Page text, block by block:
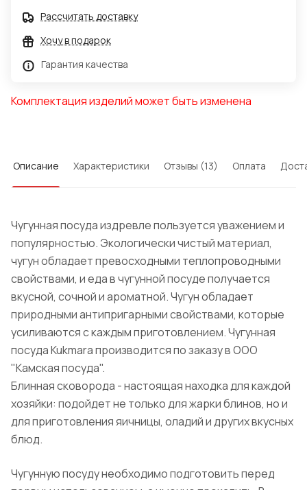
Рассчитать доставку
Хочу в подарок
Гарантия качества
Комплектация изделий может быть изменена
Описание Характеристики Отзывы (13) Оплата
Чугунная посуда издревле пользуется уважением и
популярностью. Экологически чистый материал,
чугун обладает превосходными теплопроводными
свойствами, и еда в чугунной посуде получается
вкусной, сочной и ароматной. Чугун обладает
природными антипригарными свойствами, которые
усиливаются с каждым приготовлением. Чугунная
посуда Kukmara производится по заказу в ООО
"Камская посуда".
Блинная сковорода - настоящая находка для каждой
хозяйки: подойдет не только для жарки блинов, но и
для приготовления яичницы, оладий и других вкусных
блюд.
Чугунную посуду необходимо подготовить перед